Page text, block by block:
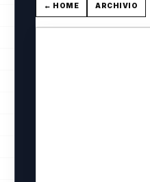
← HOME ARCHIVIO